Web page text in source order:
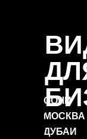
МОСКВА
ДУБАЙ
СОЧИ